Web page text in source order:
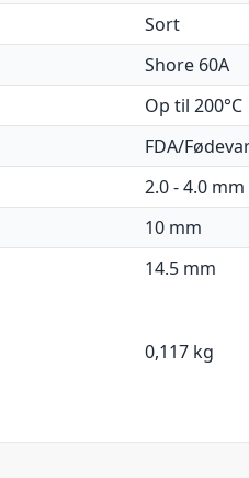
Sort
Shore 60A
Op til 200°C
FDA/
2.0 - 4.0 mm
10 mm
14.5 mm
0,117 kg